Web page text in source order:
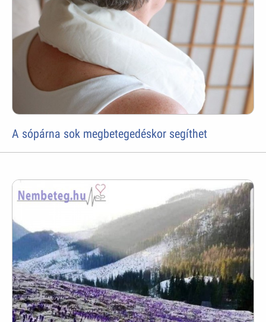
A sópárna sok megbetegedéskor segíthet